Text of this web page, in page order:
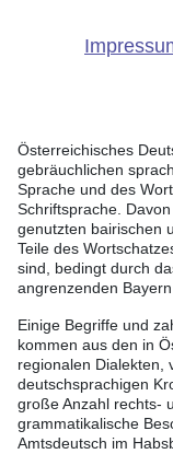
Österreichisches
gebräuchlichen
Sprache und des
Schriftsprache.
genutzten bairischen
Teile des
sind, bedingt durch
angrenzenden Bayern
Einige Begriffe und
kommen aus den in
regionalen Dialekten,
deutschsprachigen
große Anzahl rechts-
grammatikalische
Amtsdeutsch im